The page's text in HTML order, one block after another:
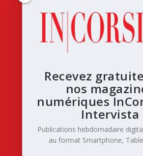
Recevez
nos
numériques
Intervista
Publications hebdomadaire
au format Smartphone,